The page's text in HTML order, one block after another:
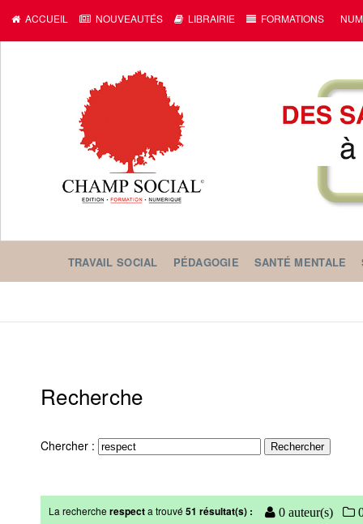
ACCUEIL NOUVEAUTÉS LIBRAIRIE FORMATIONS
TRAVAIL SOCIAL PÉDAGOGIE SANTÉ MENTALE
Recherche
Chercher :
La rechercherespecta trouvé51 résultat(s) : 0 auteur(s)